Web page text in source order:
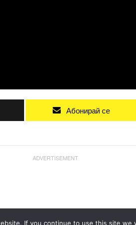
Абонирай се
ADVERTISEMENT
If you continue to use this site we